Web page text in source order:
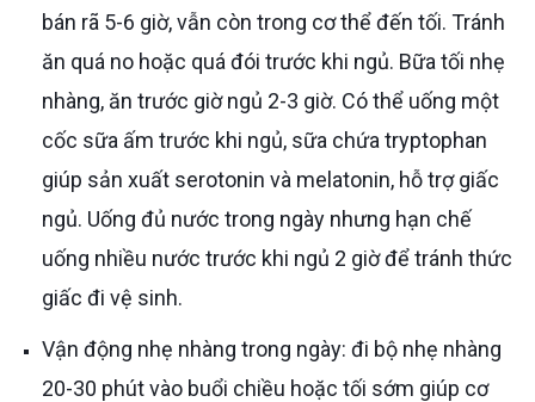
bán rã 5-6 giờ, vẫn còn trong cơ thể đến tối. Tránh
ăn quá no hoặc quá đói trước khi ngủ. Bữa tối nhẹ
nhàng, ăn trước giờ ngủ 2-3 giờ. Có thể uống một
cốc sữa ấm trước khi ngủ, sữa chứa tryptophan
giúp sản xuất serotonin và melatonin, hỗ trợ giấc
ngủ. Uống đủ nước trong ngày nhưng hạn chế
uống nhiều nước trước khi ngủ 2 giờ để tránh thức
giấc đi vệ sinh.
Vận động nhẹ nhàng trong ngày: đi bộ nhẹ nhàng
20-30 phút vào buổi chiều hoặc tối sớm giúp cơ